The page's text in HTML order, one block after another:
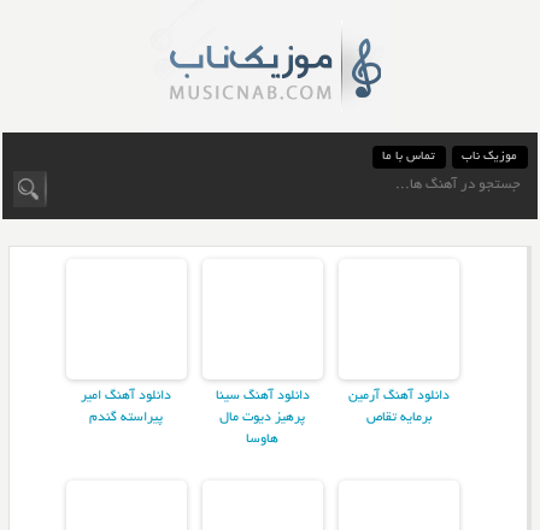
موزیک ناب تماس با ما
دانلود آهنگ آرمین
برمایه تقاص
دانلود آهنگ سینا
پرهیز دیوت مال
هاوسا
دانلود آهنگ امیر
پیراسته گندم